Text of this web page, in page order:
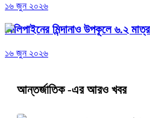
১৬ জুন ২০২৬
ফিলিপাইনের মিন্দানাও উপকূলে ৬.২
১৬ জুন ২০২৬
আন্তর্জাতিক-এর আরও খবর